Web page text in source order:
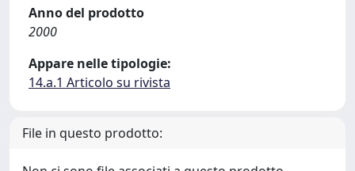
Anno del prodotto
2000
Appare nelle tipologie:
14.a.1 Articolo su rivista
File in questo prodotto: